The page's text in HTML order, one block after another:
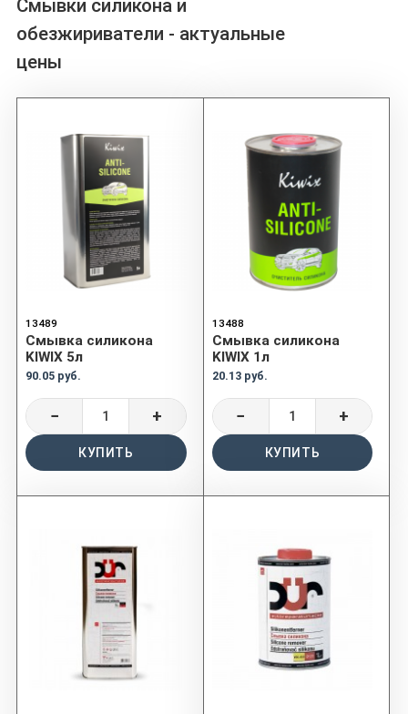
Смывки силикона и
обезжириватели - актуальные
цены
13489
Смывка силикона
KIWIX 5л
90.05 руб.
− +
КУПИТЬ
13488
Смывка силикона
KIWIX 1л
20.13 руб.
− +
КУПИТЬ